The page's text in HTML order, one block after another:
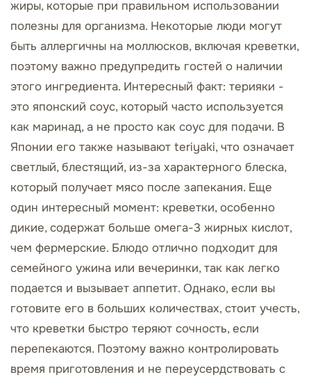
жиры, которые при правильном использовании
полезны для организма. Некоторые люди могут
быть аллергичны на моллюсков, включая креветки,
поэтому важно предупредить гостей о наличии
этого ингредиента. Интересный факт: терияки -
это японский соус, который часто используется
как маринад, а не просто как соус для подачи. В
Японии его также называют teriyaki, что означает
светлый, блестящий, из-за характерного блеска,
который получает мясо после запекания. Еще
один интересный момент: креветки, особенно
дикие, содержат больше омега-3 жирных кислот,
чем фермерские. Блюдо отлично подходит для
семейного ужина или вечеринки, так как легко
подается и вызывает аппетит. Однако, если вы
готовите его в больших количествах, стоит учесть,
что креветки быстро теряют сочность, если
перепекаются. Поэтому важно контролировать
время приготовления и не переусердствовать с